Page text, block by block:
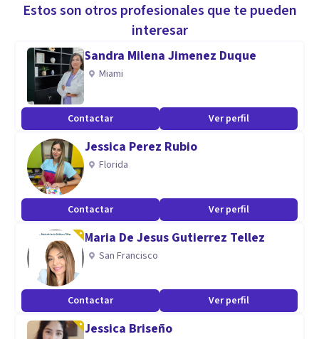
Estos son otros profesionales que te pueden
interesar
Sandra Milena Jimenez Duque
Miami
Contactar Ver perfil
Jessica Perez Rubio
Florida
Contactar Ver perfil
Maria De Jesus Gutierrez Tellez
San Francisco
Contactar Ver perfil
Jessica Briseño